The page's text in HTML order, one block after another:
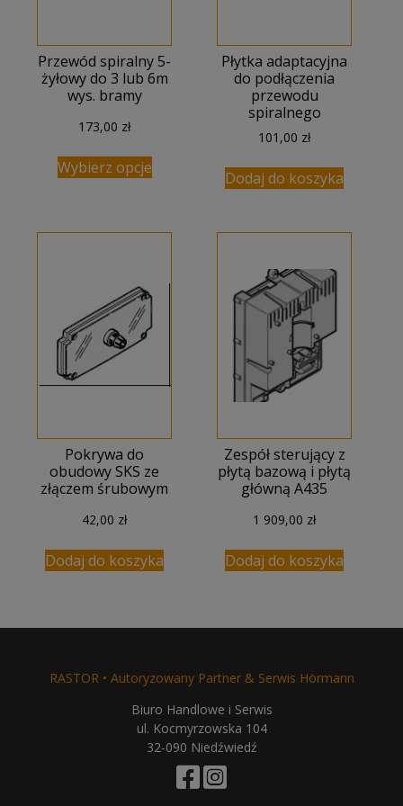
Przewód spiralny 5-
żyłowy do 3 lub 6m
wys. bramy
173,00 zł
Wybierz opcje
Płytka adaptacyjna
do podłączenia
przewodu
spiralnego
101,00 zł
Dodaj do koszyka
Pokrywa do
obudowy SKS ze
złączem śrubowym
42,00 zł
Dodaj do koszyka
Zespół sterujący z
płytą bazową i płytą
główną A435
1 909,00 zł
Dodaj do koszyka
RASTOR • Autoryzowany Partner & Serwis Hörmann
Biuro Handlowe i Serwis
ul. Kocmyrzowska 104
32-090 Niedźwiedź